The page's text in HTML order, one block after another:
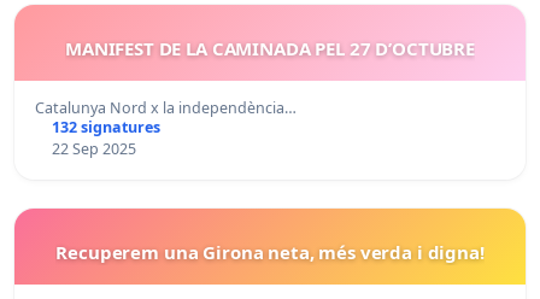
MANIFEST DE LA CAMINADA PEL 27 D’OCTUBRE
Catalunya Nord x la independència…
132 signatures
22 Sep 2025
Recuperem una Girona neta, més verda i digna!